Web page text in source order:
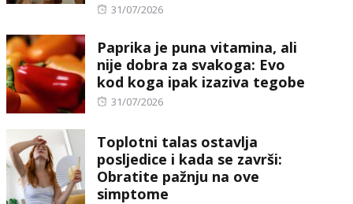
Posted
31/07/2026
Paprika je puna vitamina, ali
nije dobra za svakoga: Evo
kod koga ipak izaziva tegobe
Posted
31/07/2026
Toplotni talas ostavlja
posljedice i kada se završi:
Obratite pažnju na ove
simptome